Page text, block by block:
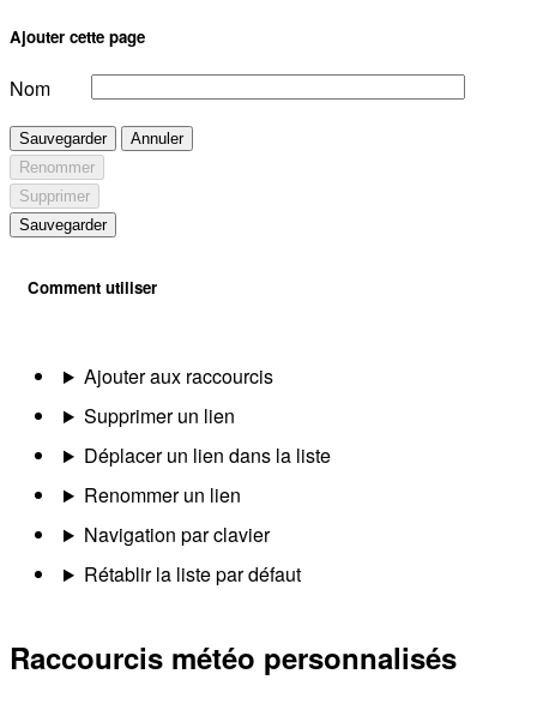
Ajouter cette page
Nom
Sauvegarder
Annuler
Renommer
Supprimer
Sauvegarder
Comment utiliser
Ajouter aux raccourcis
Supprimer un lien
Déplacer un lien dans la liste
Renommer un lien
Navigation par clavier
Rétablir la liste par défaut
Raccourcis météo personnalisés